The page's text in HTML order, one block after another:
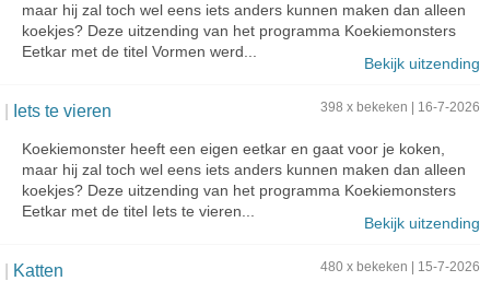
maar hij zal toch wel eens iets anders kunnen maken dan alleen
koekjes? Deze uitzending van het programma Koekiemonsters
Eetkar met de titel Vormen werd...
Bekijk uitzending
Iets te vieren 398 x bekeken | 16-7-2026
Koekiemonster heeft een eigen eetkar en gaat voor je koken,
maar hij zal toch wel eens iets anders kunnen maken dan alleen
koekjes? Deze uitzending van het programma Koekiemonsters
Eetkar met de titel Iets te vieren...
Bekijk uitzending
Katten 480 x bekeken | 15-7-2026